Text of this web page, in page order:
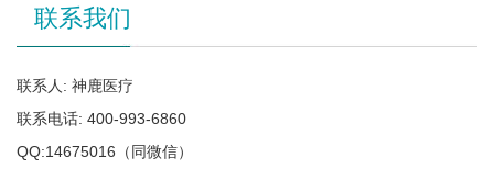
联系我们
联系人: 神鹿医疗
联系电话: 400-993-6860
QQ:14675016（同微信）